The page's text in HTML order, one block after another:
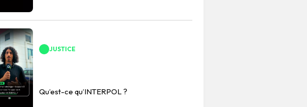
JUSTICE
Qu’est-ce qu’INTERPOL ?